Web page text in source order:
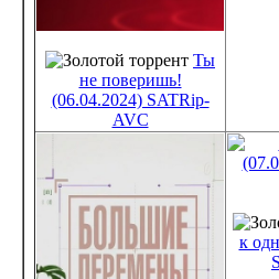
Ты
не поверишь!
(06.04.2024) SATRip-
AVC
к